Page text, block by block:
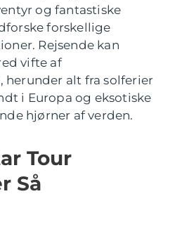
og fantastiske
forskellige
Rejsende kan
vifte af
herunder alt fra solferier
i Europa og eksotiske
hjørner af verden.
Tour
Så